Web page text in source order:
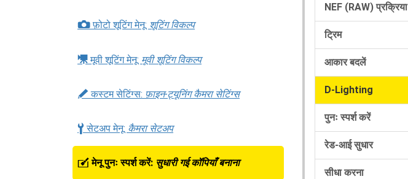
Cफ़ोटो शूटिंग मेनू: शूटिंग विकल्प
1मूवी शूटिंग मेनू: मूवी शूटिंग विकल्प
A कस्टम सेटिंग्स: फ़ाइन-ट्यूनिंग कैमरा सेटिंग्स
B सेटअप मेनू: कैमरा सेटअप
Nमेनू पुनः स्पर्श करें: सुधारी गई कॉपियाँ बनाना
NEF (RAW) प्रक्रिया
ट्रिम
आकार बदलें
D-Lighting
पुनः स्पर्श करें
रेड-आई सुधार
सीधा करना